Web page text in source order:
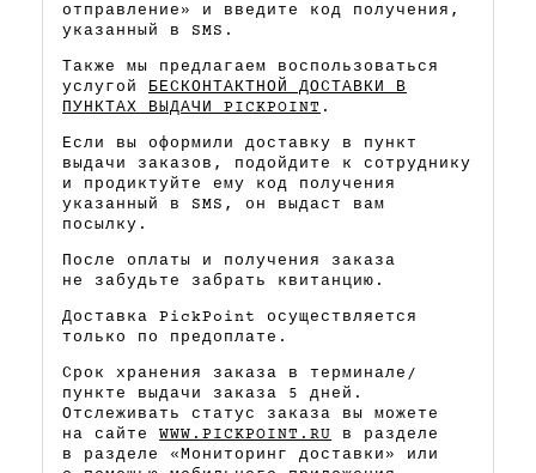
отправление» и введите код получения,
указанный в SMS.
Также мы предлагаем воспользоваться
услугой БЕСКОНТАКТНОЙ ДОСТАВКИ В
ПУНКТАХ ВЫДАЧИ PICKPOINT .
Если вы оформили доставку в пункт
выдачи заказов, подойдите к сотруднику
и продиктуйте ему код получения
указанный в SMS, он выдаст вам
посылку.
После оплаты и получения заказа
не забудьте забрать квитанцию.
Доставка PickPoint осуществляется
только по предоплате.
Срок хранения заказа в терминале/
пункте выдачи заказа 5 дней.
Отслеживать статус заказа вы можете
на сайтеWWW.PICKPOINT.RU в разделе
в разделе «Мониторинг доставки» или